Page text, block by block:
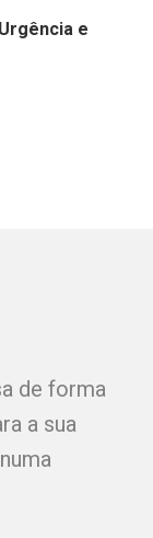
e
de forma
a sua